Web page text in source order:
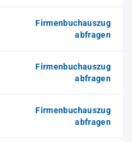
Firmenbuchauszug
abfragen
Firmenbuchauszug
abfragen
Firmenbuchauszug
abfragen